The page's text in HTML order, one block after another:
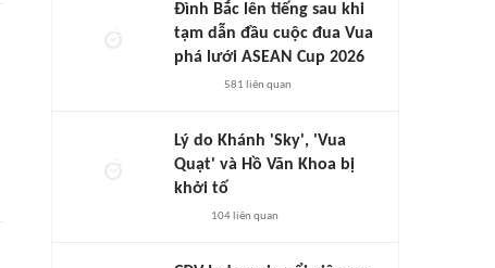
Đình Bắc lên tiếng sau khi
tạm dẫn đầu cuộc đua Vua
phá lưới ASEAN Cup 2026
581 liên quan
Lý do Khánh 'Sky', 'Vua
Quạt' và Hồ Văn Khoa bị
khởi tố
104liên quan